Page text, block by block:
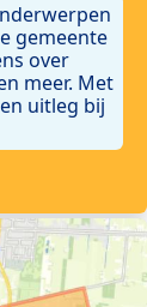
gemeente
over
meer. Met
uitleg bij